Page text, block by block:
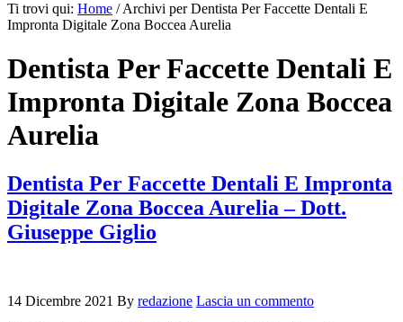
Ti trovi qui: Home /Archivi per Dentista Per Faccette Dentali E
Impronta Digitale Zona Boccea Aurelia
Dentista Per Faccette Dentali E
Impronta Digitale Zona Boccea
Aurelia
Dentista Per Faccette Dentali E Impronta
Digitale Zona Boccea Aurelia – Dott.
Giuseppe Giglio
14 Dicembre 2021 By redazione Lascia un commento